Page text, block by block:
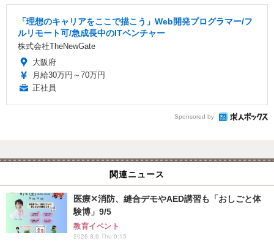
「理想のキャリアをここで描こう」Web開発プログラマー/フ
ルリモート可/急成長中のITベンチャー
株式会社TheNewGate
大阪府
月給30万円～70万円
正社員
Sponsored by
関連ニュース
医療✕消防、縫合デモやAED講習も「おしごと体
験博」9/5
教育イベント
2026.8.6 Thu 0:15